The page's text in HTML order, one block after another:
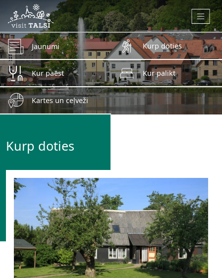
Skip to main content
Jaunumi Kurp doties
Kur paēst Kur palikt
Kartes un ceļveži
Kurp doties